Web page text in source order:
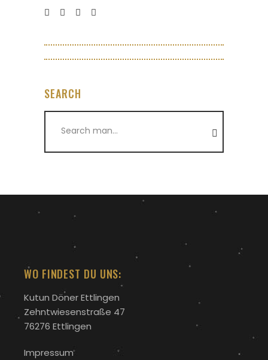
SEARCH
WO FINDEST DU UNS:
Kutun Döner Ettlingen
Zehntwiesenstraße 47
76276 Ettlingen
Impressum